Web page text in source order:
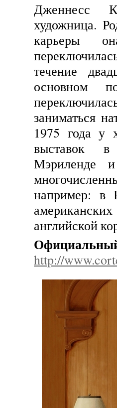
Дженнесс
художница.
карьеры
течение
основном
заниматься
1975 года у
выставок
Мэриленде
например: в
английской
http://